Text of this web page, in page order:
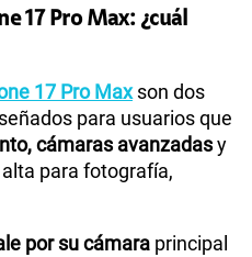
17 Pro Max: ¿cuál
17 Pro Maxson dos
para usuarios que
cámaras avanzadasy
para fotografía,
por su cámara principal